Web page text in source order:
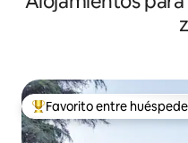
De los mejores en Favorito
Favorito entre